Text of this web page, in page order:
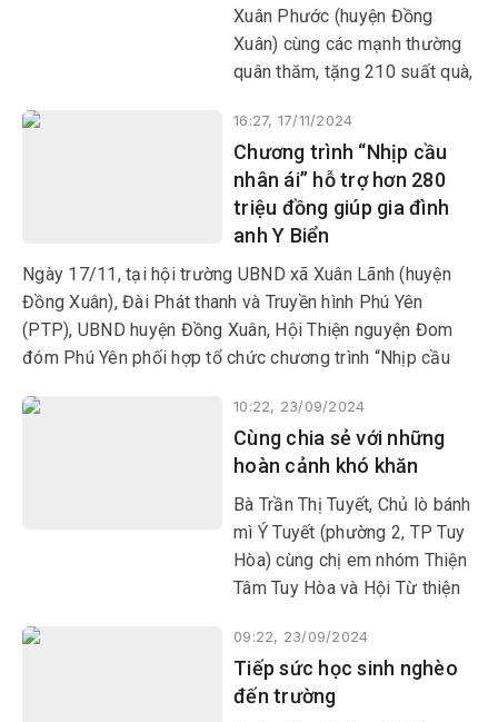
Xuân Phước (huyện Đồng
Xuân) cùng các mạnh thường
quân thăm, tặng 210 suất quà,
bà con nghèo, đồng bào dân
tộc thiểu số thôn Suối Mây và
Phú Hội (xã Xuân Phước).
16:27, 17/11/2024
Chương trình “Nhịp cầu
nhân ái” hỗ trợ hơn 280
triệu đồng giúp gia đình
anh Y Biển
Ngày 17/11, tại hội trường UBND xã Xuân Lãnh (huyện
Đồng Xuân), Đài Phát thanh và Truyền hình Phú Yên
(PTP), UBND huyện Đồng Xuân, Hội Thiện nguyện Đom
đóm Phú Yên phối hợp tổ chức chương trình “Nhịp cầu
người đồng bào dân tộc thiểu số của địa phương này.
10:22, 23/09/2024
Cùng chia sẻ với những
hoàn cảnh khó khăn
Bà Trần Thị Tuyết, Chủ lò bánh
mì Ý Tuyết (phường 2, TP Tuy
Hòa) cùng chị em nhóm Thiện
Tâm Tuy Hòa và Hội Từ thiện
cảnh khó khăn, bệnh đau ở
thôn Nguyên An, xã Sơn
Nguyên, huyện Sơn Hòa.
09:22, 23/09/2024
Tiếp sức học sinh nghèo
đến trường